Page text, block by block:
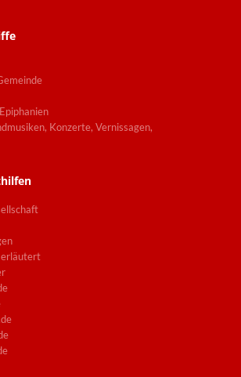
Konzerte, Vernissagen,
erläutert